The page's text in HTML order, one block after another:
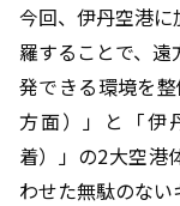
今回、伊丹空港
羅することで、
発できる環境を
方面）」と「伊
着）」の2大空港
わせた無駄のな